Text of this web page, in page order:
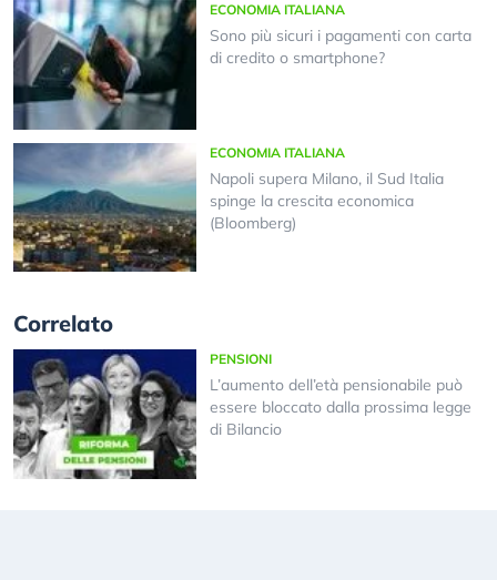
ECONOMIA ITALIANA
Sono più sicuri i pagamenti con carta
di credito o smartphone?
ECONOMIA ITALIANA
Napoli supera Milano, il Sud Italia
spinge la crescita economica
(Bloomberg)
Correlato
PENSIONI
L’aumento dell’età pensionabile può
essere bloccato dalla prossima legge
di Bilancio